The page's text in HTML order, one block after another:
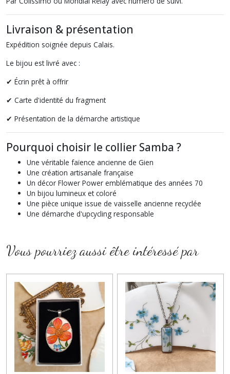
Livraison & présentation
Expédition soignée depuis Calais.
Le bijou est livré avec :
✔ Écrin prêt à offrir
✔ Carte d'identité du fragment
✔ Présentation de la démarche artistique
Pourquoi choisir le collier Samba ?
Une véritable faïence ancienne de Gien
Une création artisanale française
Un décor Flower Power emblématique des années 70
Un bijou lumineux et coloré
Une pièce unique issue de vaisselle ancienne recyclée
Une démarche d'upcycling responsable
Vous pourriez aussi être intéressé par